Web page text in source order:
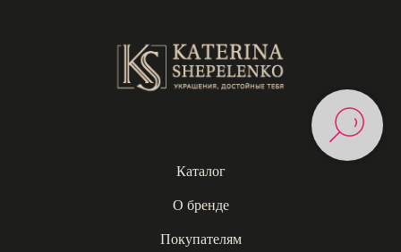
Каталог
О бренде
Покупателям